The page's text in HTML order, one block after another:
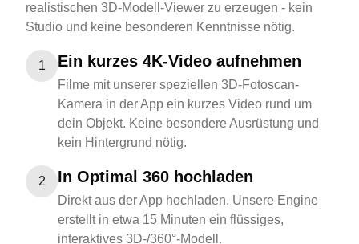
realistischen 3D-Modell-Viewer zu erzeugen - kein
Studio und keine besonderen Kenntnisse nötig.
1 Ein kurzes 4K-Video aufnehmen
Filme mit unserer speziellen 3D-Fotoscan-
Kamera in der App ein kurzes Video rund um
dein Objekt. Keine besondere Ausrüstung und
kein Hintergrund nötig.
2 In Optimal 360 hochladen
Direkt aus der App hochladen. Unsere Engine
erstellt in etwa 15 Minuten ein flüssiges,
interaktives 3D-/360°-Modell.